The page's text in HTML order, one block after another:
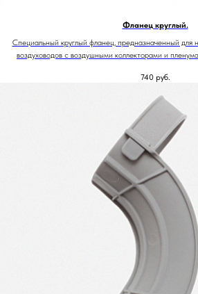
Фланец круглый.
Специальный круглый фланец, предназначенный для
воздуховодов с воздушными коллекторами и
740 руб.